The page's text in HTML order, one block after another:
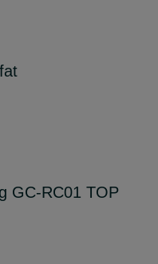
GC-RC01 TOP